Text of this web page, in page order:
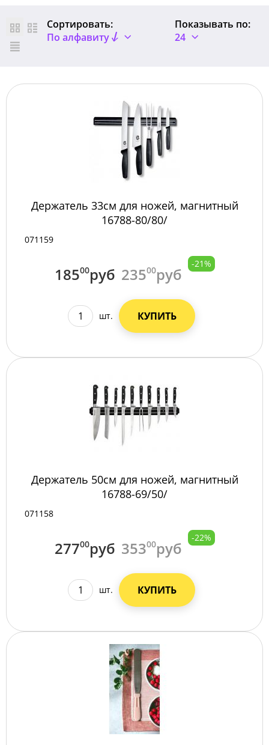
Сортировать:
По алфавиту
Показывать по:
24
Держатель 33см для ножей, магнитный
16788-80/80/
071159
18500руб 23500руб
-21%
шт. КУПИТЬ
Держатель 50см для ножей, магнитный
16788-69/50/
071158
27700руб 35300руб
-22%
шт. КУПИТЬ